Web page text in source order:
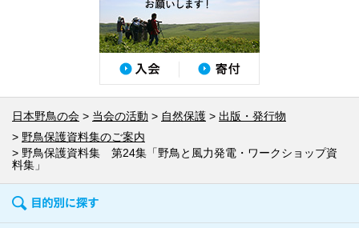
日本野鳥の会 当会の活動 自然保護
出版・発行物
野鳥保護資料集のご案内
野鳥保護資料集 第24集「野鳥と風力発電・ワークショップ資
料集」